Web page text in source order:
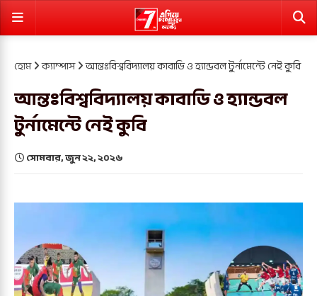
হোম ক্যাম্পাস আন্তঃবিশ্ববিদ্যালয় কাবাডি ও হ্যান্ডবল টুর্নামেন্টে নেই কুবি
আন্তঃবিশ্ববিদ্যালয় কাবাডি ও হ্যান্ডবল
টুর্নামেন্টে নেই কুবি
সোমবার, জুন ২২, ২০২৬